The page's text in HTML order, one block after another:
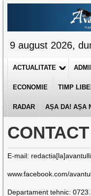
9 august 2026,
ACTUALITATE
ECONOMIE TIMP
RADAR AȘA DA! AȘA
CONTACT
E-mail:
www.facebook.com/
Departament tehnic: